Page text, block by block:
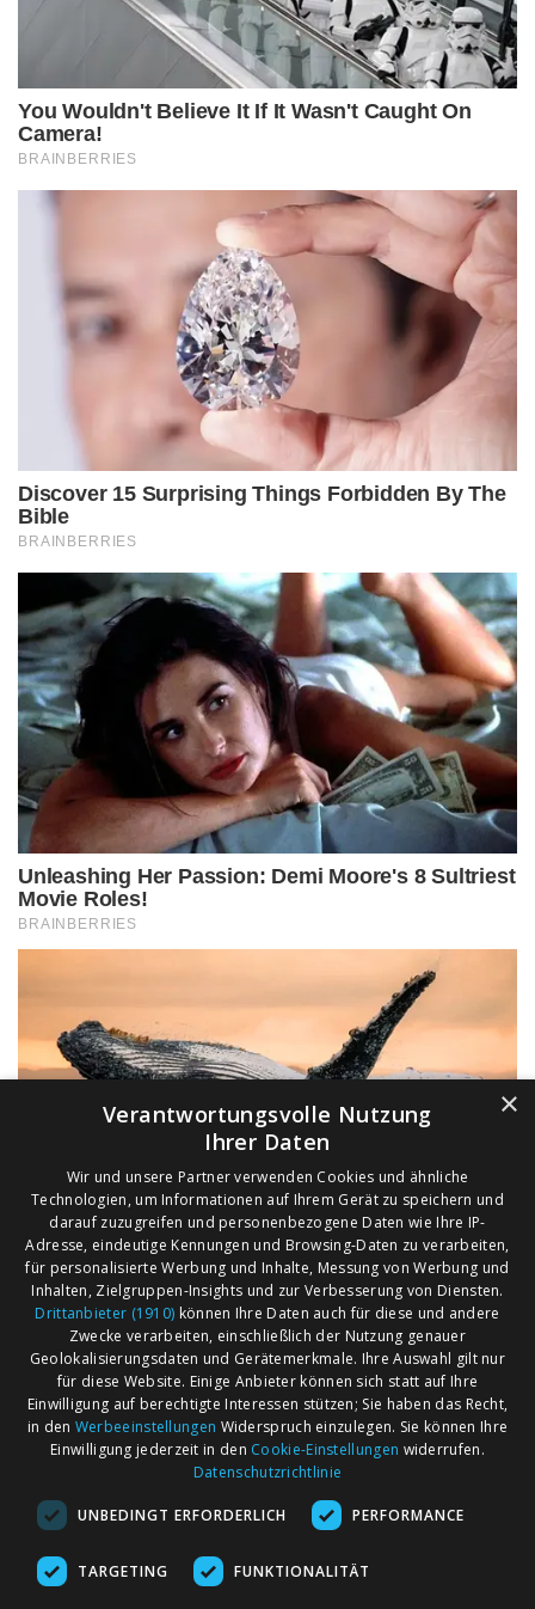
AGB
Impressum
Kontakt
Märkte nach Bundesländern
Märkte nach PLZ
Märkte nach Umkreis
Flohmarkt
×
Verantwortungsvolle Nutzung
Ihrer Daten
Wir und unsere Partner verwenden Cookies und ähnliche
Technologien, um Informationen auf Ihrem Gerät zu speichern und
darauf zuzugreifen und personenbezogene Daten wie Ihre IP-
Adresse, eindeutige Kennungen und Browsing-Daten zu verarbeiten,
für personalisierte Werbung und Inhalte, Messung von Werbung und
Inhalten, Zielgruppen-Insights und zur Verbesserung von Diensten.
Drittanbieter (1910) können Ihre Daten auch für diese und andere
Zwecke verarbeiten, einschließlich der Nutzung genauer
Geolokalisierungsdaten und Gerätemerkmale. Ihre Auswahl gilt nur
für diese Website. Einige Anbieter können sich statt auf Ihre
Einwilligung auf berechtigte Interessen stützen; Sie haben das Recht,
in den Werbeeinstellungen Widerspruch einzulegen. Sie können Ihre
Einwilligung jederzeit in den Cookie-Einstellungen widerrufen.
Datenschutzrichtlinie
UNBEDINGT ERFORDERLICH PERFORMANCE
TARGETING FUNKTIONALITÄT